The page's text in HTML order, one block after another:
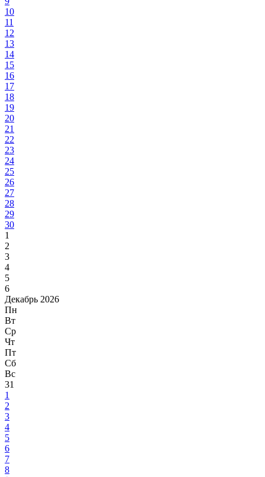
10
11
12
13
14
15
16
17
18
19
20
21
22
23
24
25
26
27
28
29
30
1
2
3
4
5
6
Декабрь 2026
Пн
Вт
Ср
Чт
Пт
Сб
Вс
31
1
2
3
4
5
6
7
8